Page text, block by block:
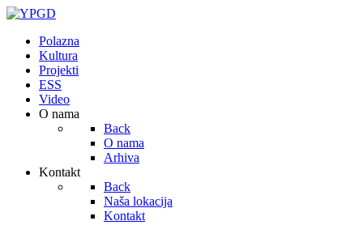
Polazna
Kultura
Projekti
ESS
Video
O nama
Back
O nama
Arhiva
Kontakt
Back
Naša lokacija
Kontakt